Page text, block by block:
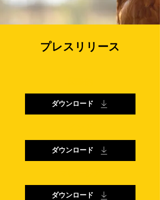
プレスリリース
ダウンロード
ダウンロード
ダウンロード